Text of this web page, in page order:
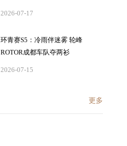
2026-07-17
环青赛S5：冷雨伴迷雾 轮峰
ROTOR成都车队夺两衫
2026-07-15
更多